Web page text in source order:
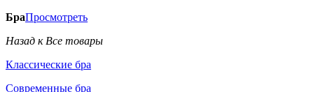
БраПросмотреть
Назад к Все товары
Классические бра
Современные бра